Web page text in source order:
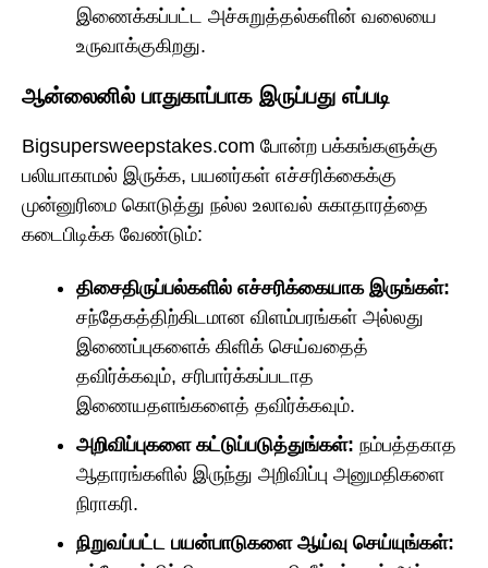
இணைக்கப்பட்ட அச்சுறுத்தல்களின் வலையை
உருவாக்குகிறது.
ஆன்லைனில் பாதுகாப்பாக இருப்பது எப்படி
Bigsupersweepstakes.com போன்ற பக்கங்களுக்கு
பலியாகாமல் இருக்க, பயனர்கள் எச்சரிக்கைக்கு
முன்னுரிமை கொடுத்து நல்ல உலாவல் சுகாதாரத்தை
கடைபிடிக்க வேண்டும்:
திசைதிருப்பல்களில் எச்சரிக்கையாக இருங்கள்:
சந்தேகத்திற்கிடமான விளம்பரங்கள் அல்லது
இணைப்புகளைக் கிளிக் செய்வதைத்
தவிர்க்கவும், சரிபார்க்கப்படாத
இணையதளங்களைத் தவிர்க்கவும்.
அறிவிப்புகளை கட்டுப்படுத்துங்கள்: நம்பத்தகாத
ஆதாரங்களில் இருந்து அறிவிப்பு அனுமதிகளை
நிராகரி.
நிறுவப்பட்ட பயன்பாடுகளை ஆய்வு செய்யுங்கள்: